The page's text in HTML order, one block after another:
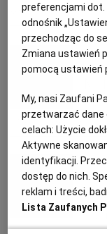
MAKARON
DANIA Z MAKARONEM
preferencjami
odnośnik
przechodząc do
Zmiana ustawień
pomocą ustawień
My, nasi Zaufani
przetwarzać dane
celach:Użycie
Aktywne
identyfikacji.
dostęp do nich.
reklam i treści,
Lista Zaufanych